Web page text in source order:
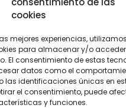
cookies
mejores experiencias,
para almacenar y/o
El consentimiento de estas
datos como el
las identificaciones únicas en
el consentimiento, puede
y funciones.